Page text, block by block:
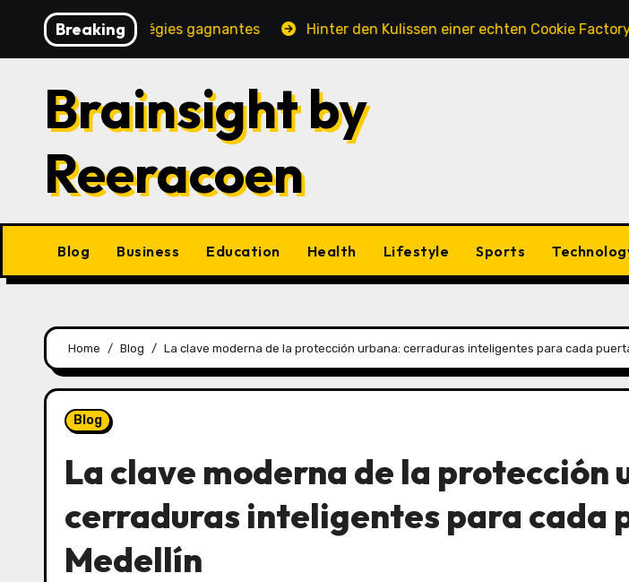
content
Breaking
jeux et stratégies gagnantes Hinter den Kulissen einer echten Cookie Factory – so
Brainsight by
Reeracoen
Blog Business Education Health Lifestyle Sports
Home Blog La clave moderna de la protección urbana: cerraduras inteligentes para cada
Blog
La clave moderna de la protección
cerraduras inteligentes para cada
Medellín